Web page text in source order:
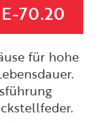
70.20
für hohe